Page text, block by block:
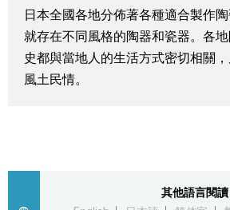
視覺日本
臺灣香港
日本全國各地分佈著各種適合製作
就存在不同風格的陶器和瓷器。各
史都與當地人的生活方式密切相關
風土民情。
其他語言閱讀